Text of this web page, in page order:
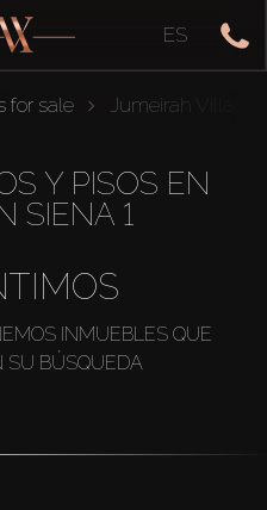
ES
for sale Jumeirah Village
Y PISOS EN
SIENA 1
INMUEBLES QUE
SU BÚSQUEDA